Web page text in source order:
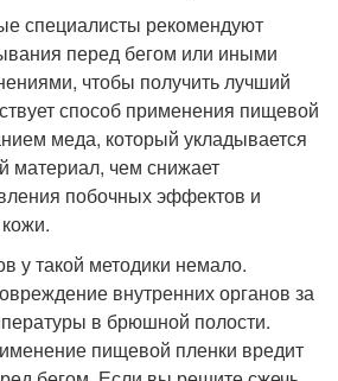
специалисты рекомендуют
перед бегом или иными
чтобы получить лучший
способ применения пищевой
меда, который укладывается
материал, чем снижает
побочных эффектов и
у такой методики немало.
внутренних органов за
в брюшной полости.
пищевой пленки вредит